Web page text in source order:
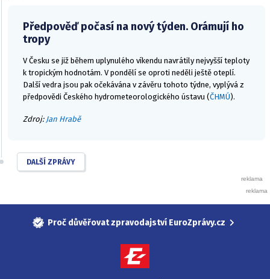
Předpověď počasí na nový týden. Orámují ho
tropy
V Česku se již během uplynulého víkendu navrátily nejvyšší teploty
k tropickým hodnotám. V pondělí se oproti neděli ještě oteplí.
Další vedra jsou pak očekávána v závěru tohoto týdne, vyplývá z
předpovědi Českého hydrometeorologického ústavu (ČHMÚ).
Zdroj: Jan Hrabě
DALŠÍ ZPRÁVY
Proč důvěřovat zpravodajství EuroZprávy.cz